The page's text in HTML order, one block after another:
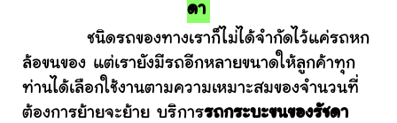
ดา
ชนิดรถของทางเราก็ไม่ได้จำกัดไว้แค่รถหก
ล้อขนของ แต่เรายังมีรถอีกหลายขนาดให้ลูกค้าทุก
ท่านได้เลือกใช้งานตามความเหมาะสมของจำนวนที่
ต้องการย้ายจะย้าย บริการรถกระบะขนของรัชดา